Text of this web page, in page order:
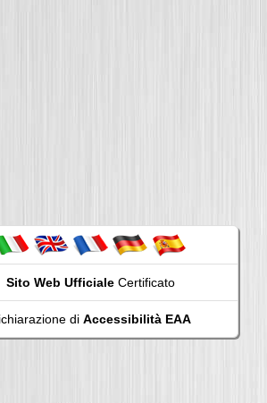
Sito Web UfficialeCertificato
di Accessibilità EAA